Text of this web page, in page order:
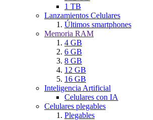
1 TB
Lanzamientos Celulares
Últimos smartphones
Memoria RAM
4 GB
6 GB
8 GB
12 GB
16 GB
Inteligencia Artificial
Celulares con IA
Celulares plegables
Plegables